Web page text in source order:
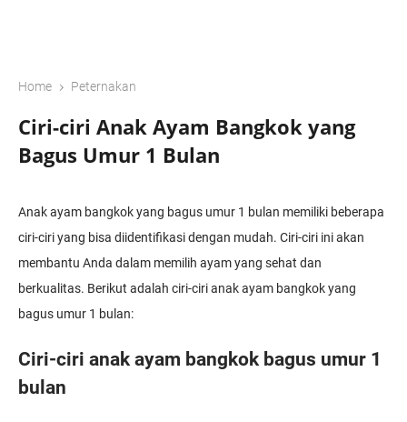
Home › Peternakan
Ciri-ciri Anak Ayam Bangkok yang
Bagus Umur 1 Bulan
Anak ayam bangkok yang bagus umur 1 bulan memiliki beberapa
ciri-ciri yang bisa diidentifikasi dengan mudah. Ciri-ciri ini akan
membantu Anda dalam memilih ayam yang sehat dan
berkualitas. Berikut adalah ciri-ciri anak ayam bangkok yang
bagus umur 1 bulan:
Ciri-ciri anak ayam bangkok bagus umur 1
bulan